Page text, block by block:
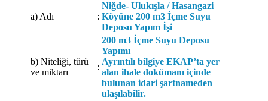
a) Adı :
Niğde- Ulukışla / Hasangazi
Köyüne 200 m3 İçme Suyu
Deposu Yapım İşi
b) Niteliği, türü
ve miktarı
:
200 m3 İçme Suyu Deposu
Yapımı
Ayrıntılı bilgiye EKAP’ta yer
alan ihale dokümanı içinde
bulunan idari şartnameden
ulaşılabilir.